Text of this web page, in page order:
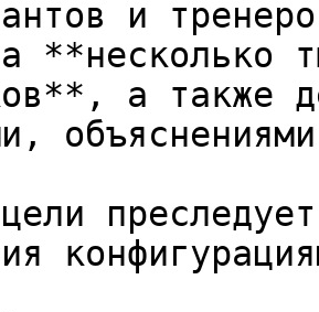
и
**несколько
а также